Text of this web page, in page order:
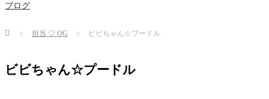
ブログ
Home 担当 ♡ OG ビビちゃん☆プードル
ビビちゃん☆プードル